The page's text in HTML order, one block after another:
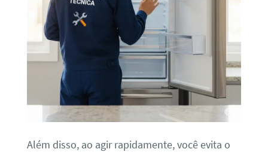
Além disso, ao agir rapidamente, você evita o